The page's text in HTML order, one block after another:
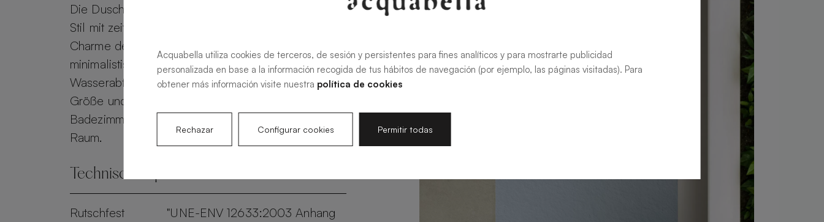
Die Duschwanne Alma Slate kombiniert modernen
Stil mit zeitlosem Reiz. Alma Slate behält den
Charme der Steinoptik bei, während sein
minimalistisches Gitter einen effizienteren
Wasserabfluss gewährleistet. Personalisierbar in
Größe und Farbe, verwandelt die Alma Slate Ihr
Badezimmer in einen eleganten und praktischen
Raum.
Technische Spezifikationen
Rutschfest
"UNE-ENV 12633:2003 Anhang
Acquabella utiliza cookies de terceros, de sesión y persistentes para fines analíticos y para mostrarte publicidad
personalizada en base a la información recogida de tus hábitos de navegación (por ejemplo, las páginas visitadas). Para
obtener más información visite nuestra política de cookies
Rechazar Configurar cookies Permitir todas